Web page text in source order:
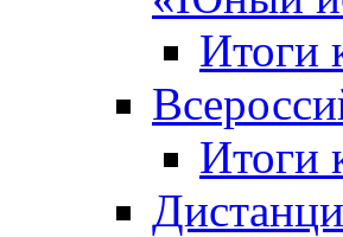
Итоги
Итоги